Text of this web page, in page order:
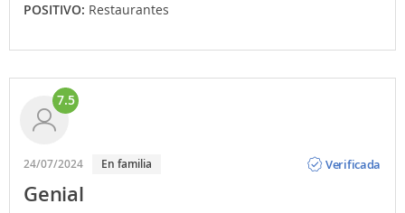
POSITIVO: Restaurantes
7.5
24/07/2024 En familia
Verificada
Genial